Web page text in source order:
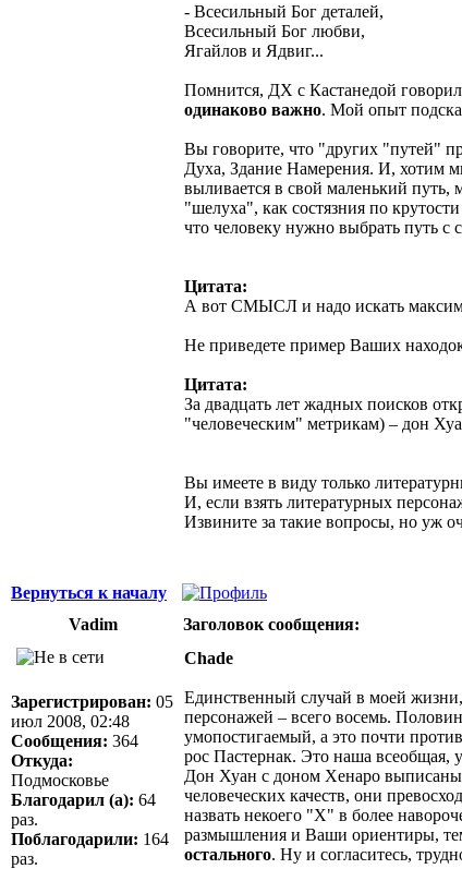
- Всесильный Бог деталей,
Всесильный Бог любви,
Ягайлов и Ядвиг...
Помнится, ДХ с Кастанедой
одинаково важно. Мой опыт
Вы говорите, что "других "путей"
Духа, Здание Намерения. И, хотим
выливается в свой маленький путь,
"шелуха", как состязния по
что человеку нужно выбрать путь
Цитата:
А вот СМЫСЛ и надо искать
Не приведете пример Ваших
Цитата:
За двадцать лет жадных поисков
"человеческим" метрикам) – дон
Вы имеете в виду только
И, если взять литературных
Извините за такие вопросы, но уж
Вернуться к началу
Vadim
Заголовок сообщения:
Зарегистрирован: 05
июл 2008, 02:48
Сообщения: 364
Откуда:
Подмосковье
Благодарил (а): 64
раз.
Поблагодарили: 164
раз.
Chade
Единственный случай в моей
персонажей – всего восемь.
умопостигаемый, а это почти
рос Пастернак. Это наша всеобщая,
Дон Хуан с доном Хенаро выписаны
человеческих качеств, они
назвать некоего "Х" в более
размышления и Ваши ориентиры,
остального. Ну и согласитесь,